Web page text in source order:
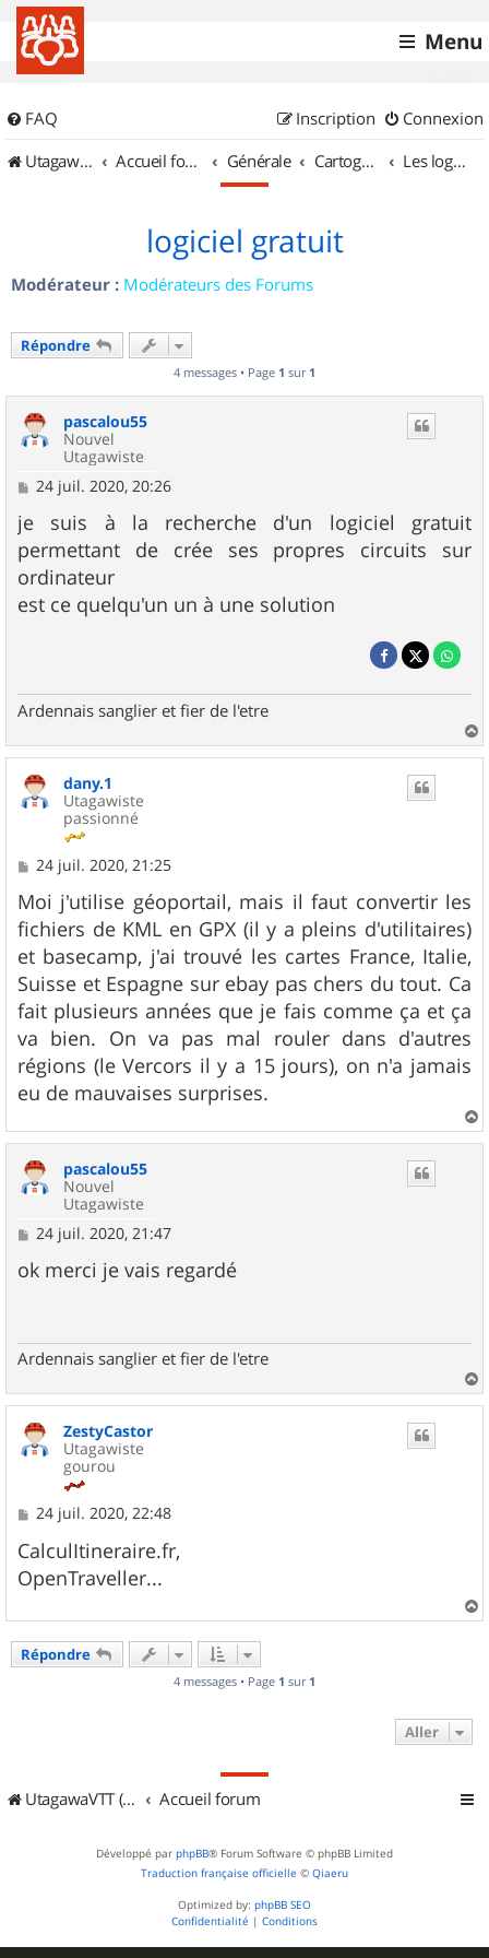
Menu
FAQ Connexion
Inscription
UtagawaVTT (Randos VTT et VTTAE avec traces GPS)
Accueil forum Générale Cartographie et GPS Les logiciels
logiciel gratuit
Modérateur : Modérateurs des Forums
Répondre
4 messages • Page 1 sur 1
pascalou55
Nouvel
Utagawiste
M
s
s
a
g
e
24 juil. 2020, 20:26
je suis à la recherche d'un logiciel gratuit
permettant de crée ses propres circuits sur
ordinateur
est ce quelqu'un un à une solution
Ardennais sanglier et fier de l'etre
a
u
dany.1
Utagawiste
passionné
M
s
s
a
g
e
24 juil. 2020, 21:25
Moi j'utilise géoportail, mais il faut convertir les
fichiers de KML en GPX (il y a pleins d'utilitaires)
et basecamp, j'ai trouvé les cartes France, Italie,
Suisse et Espagne sur ebay pas chers du tout. Ca
fait plusieurs années que je fais comme ça et ça
va bien. On va pas mal rouler dans d'autres
régions (le Vercors il y a 15 jours), on n'a jamais
eu de mauvaises surprises.
a
pascalou55
Nouvel
Utagawiste
M
s
s
24 juil. 2020, 21:47
ok merci je vais regardé
Ardennais sanglier et fier de l'etre
a
ZestyCastor
Utagawiste
gourou
M
s
s
a
e
24 juil. 2020, 22:48
CalculItineraire.fr,
OpenTraveller...
a
Répondre
4 messages • Page 1 sur 1
Aller
UtagawaVTT (Randos VTT et VTTAE avec traces GPS) Accueil forum
Développé par phpBB® Forum Software © phpBB Limited
Traduction française officielle © Qiaeru
Optimized by: phpBB SEO
Confidentialité | Conditions